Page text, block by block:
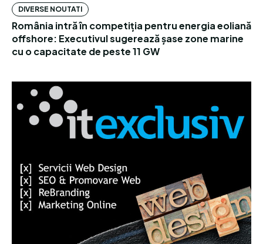
DIVERSE NOUTATI
România intră în competiția pentru energia eoliană
offshore: Executivul sugerează șase zone marine
cu o capacitate de peste 11 GW